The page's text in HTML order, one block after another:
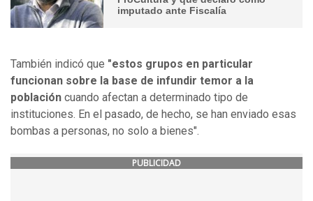
imputado ante Fiscalía
También indicó que "estos grupos en particular
funcionan sobre la base de infundir temor a la
población cuando afectan a determinado tipo de
instituciones. En el pasado, de hecho, se han enviado esas
bombas a personas, no solo a bienes".
PUBLICIDAD